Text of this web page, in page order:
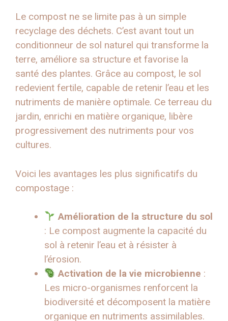
Le compost ne se limite pas à un simple
recyclage des déchets. C’est avant tout un
conditionneur de sol naturel qui transforme la
terre, améliore sa structure et favorise la
santé des plantes. Grâce au compost, le sol
redevient fertile, capable de retenir l’eau et les
nutriments de manière optimale. Ce terreau du
jardin, enrichi en matière organique, libère
progressivement des nutriments pour vos
cultures.
Voici les avantages les plus significatifs du
compostage :
Amélioration de la structure du sol
: Le compost augmente la capacité du
sol à retenir l’eau et à résister à
l’érosion.
Activation de la vie microbienne :
Les micro-organismes renforcent la
biodiversité et décomposent la matière
organique en nutriments assimilables.